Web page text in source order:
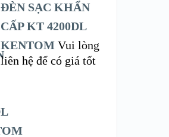
ĐÈN SẠC KHẨN
CẤP KT 4200DL
KENTOM Vui lòng
liên hệ để có giá tốt